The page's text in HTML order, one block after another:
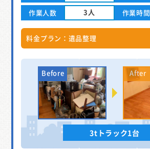
作業人数
3人 作業時間
料金プラン：遺品整理
3tトラック1台